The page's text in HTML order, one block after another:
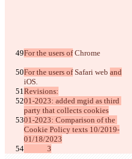
For the users of Chrome
For the users of Safari web and
iOS.
Revisions:
01-2023: added mgid as third
party that collects cookies
01-2023: Comparison of the
Cookie Policy texts 10/2019-
01/18/2023
             3